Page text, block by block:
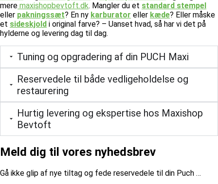
mere maxishopbevtoft.dk. Mangler du et standard stempel
eller pakningssæt? En ny karburator eller kæde? Eller måske
et sideskjold i original farve? – Uanset hvad, så har vi det på
hylderne og levering dag til dag.
Tuning og opgradering af din PUCH Maxi
Reservedele til både vedligeholdelse og
restaurering
Hurtig levering og ekspertise hos Maxishop
Bevtoft
Meld dig til vores nyhedsbrev
​Gå ikke glip af nye tiltag og fede reservedele til din Puch …